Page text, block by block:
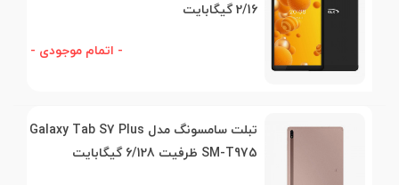
2/16 گیگابایت
- اتمام موجودی -
تبلت سامسونگ مدل Galaxy Tab S7 Plus
SM-T975 ظرفیت 6/128 گیگابایت